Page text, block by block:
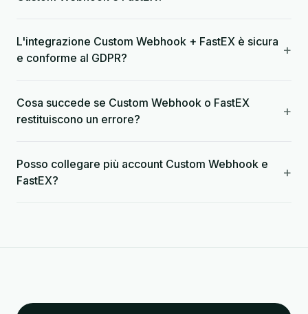
L'integrazione Custom Webhook + FastEX è sicura
e conforme al GDPR?
+
Cosa succede se Custom Webhook o FastEX
restituiscono un errore?
+
Posso collegare più account Custom Webhook e
FastEX?
+